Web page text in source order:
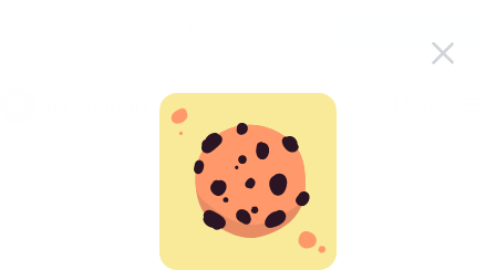
Македонски
Назад на сите постови